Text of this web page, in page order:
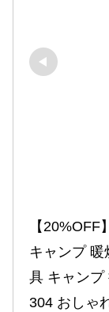
【
キャンプ 暖
具 キャンプ
304 おしゃ